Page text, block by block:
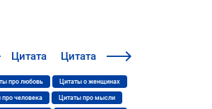
Цитата Цитата
про любовь Цитаты о женщинах
про человека Цитаты про мысли